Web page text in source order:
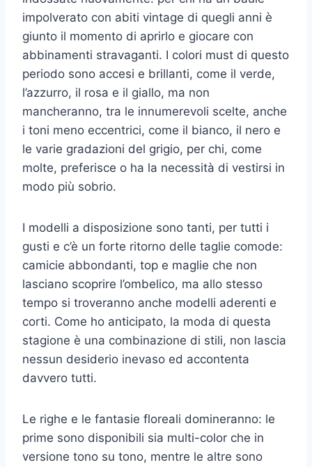
impolverato con abiti vintage di quegli anni è
giunto il momento di aprirlo e giocare con
abbinamenti stravaganti. I colori must di questo
periodo sono accesi e brillanti, come il verde,
l’azzurro, il rosa e il giallo, ma non
mancheranno, tra le innumerevoli scelte, anche
i toni meno eccentrici, come il bianco, il nero e
le varie gradazioni del grigio, per chi, come
molte, preferisce o ha la necessità di vestirsi in
modo più sobrio.
I modelli a disposizione sono tanti, per tutti i
gusti e c’è un forte ritorno delle taglie comode:
camicie abbondanti, top e maglie che non
lasciano scoprire l’ombelico, ma allo stesso
tempo si troveranno anche modelli aderenti e
corti. Come ho anticipato, la moda di questa
stagione è una combinazione di stili, non lascia
nessun desiderio inevaso ed accontenta
davvero tutti.
Le righe e le fantasie floreali domineranno: le
prime sono disponibili sia multi-color che in
versione tono su tono, mentre le altre sono